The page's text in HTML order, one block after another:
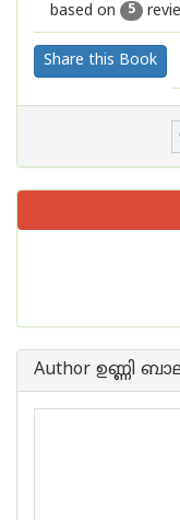
1
based on
5
Share this Book
Author ഉണ്ണി